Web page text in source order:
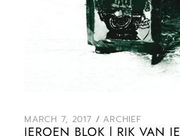
MARCH 7, 2017 ARCHIEF
JEROEN BLOK | RIK VAN